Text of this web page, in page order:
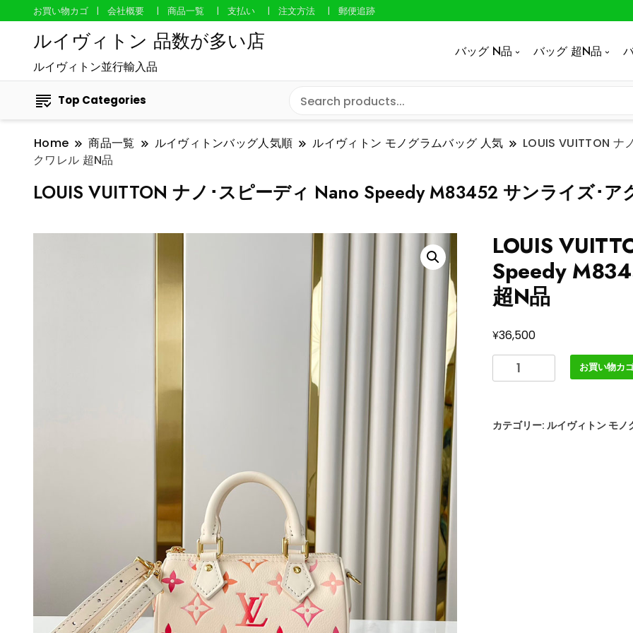
お買い物カゴ 会社概要 商品一覧 支払い 注文方法 郵便追跡
ルイヴィトン 品数が多い店
ルイヴィトン並行輸入品
バッグ N品 バッグ 超N品
Top Categories
Home 商品一覧 ルイヴィトンバッグ人気順 ルイヴィトン モノグラムバッグ 人気
LOUIS VUITTON
クワレル 超N品
LOUIS VUITTON ナノ･スピーディ Nano Speedy M83452 サンライズ･ア
LOUIS
Speedy
超N品
¥36,500
LOUIS
VUITTON
ス
お買い物カ
カテゴリー: ルイヴィトン モノ